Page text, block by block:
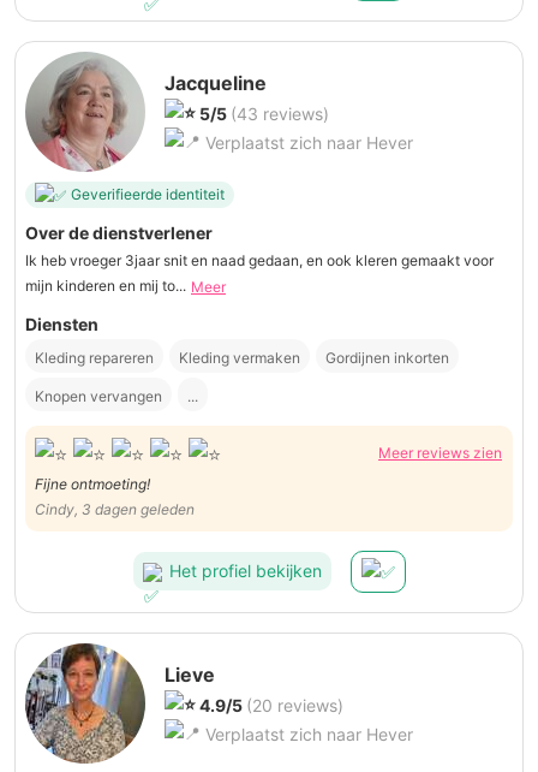
Jacqueline
5/5 (43 reviews)
Verplaatst zich naar Hever
Geverifieerde identiteit
Over de dienstverlener
Ik heb vroeger 3jaar snit en naad gedaan, en ook kleren gemaakt voor
mijn kinderen en mij to... Meer
Diensten
Kleding repareren Kleding vermaken Gordijnen inkorten
Knopen vervangen ...
Meer reviews zien
Fijne ontmoeting!
Cindy, 3 dagen geleden
Het profiel bekijken
Lieve
4.9/5 (20 reviews)
Verplaatst zich naar Hever